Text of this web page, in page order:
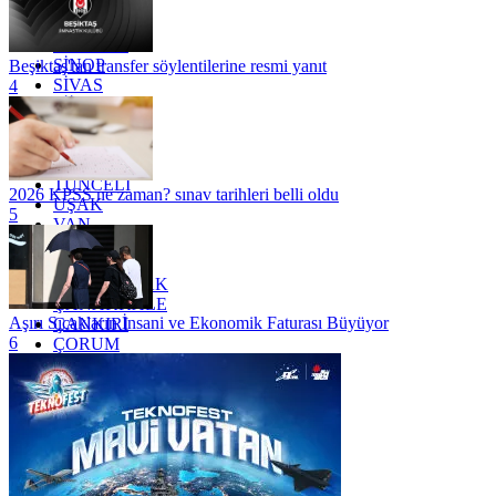
RİZE
SAKARYA
SİNOP
SİVAS
SİİRT
TEKİRDAĞ
TOKAT
TRABZON
TUNCELİ
UŞAK
VAN
YALOVA
YOZGAT
ZONGULDAK
ÇANAKKALE
ÇANKIRI
ÇORUM
İSTANBUL
İZMİR
ŞANLIURFA
ŞIRNAK
Beşiktaş'tan transfer söylentilerine resmi yanıt
4
2026 KPSS ne zaman? sınav tarihleri belli oldu
5
Aşırı Sıcakların İnsani ve Ekonomik Faturası Büyüyor
6